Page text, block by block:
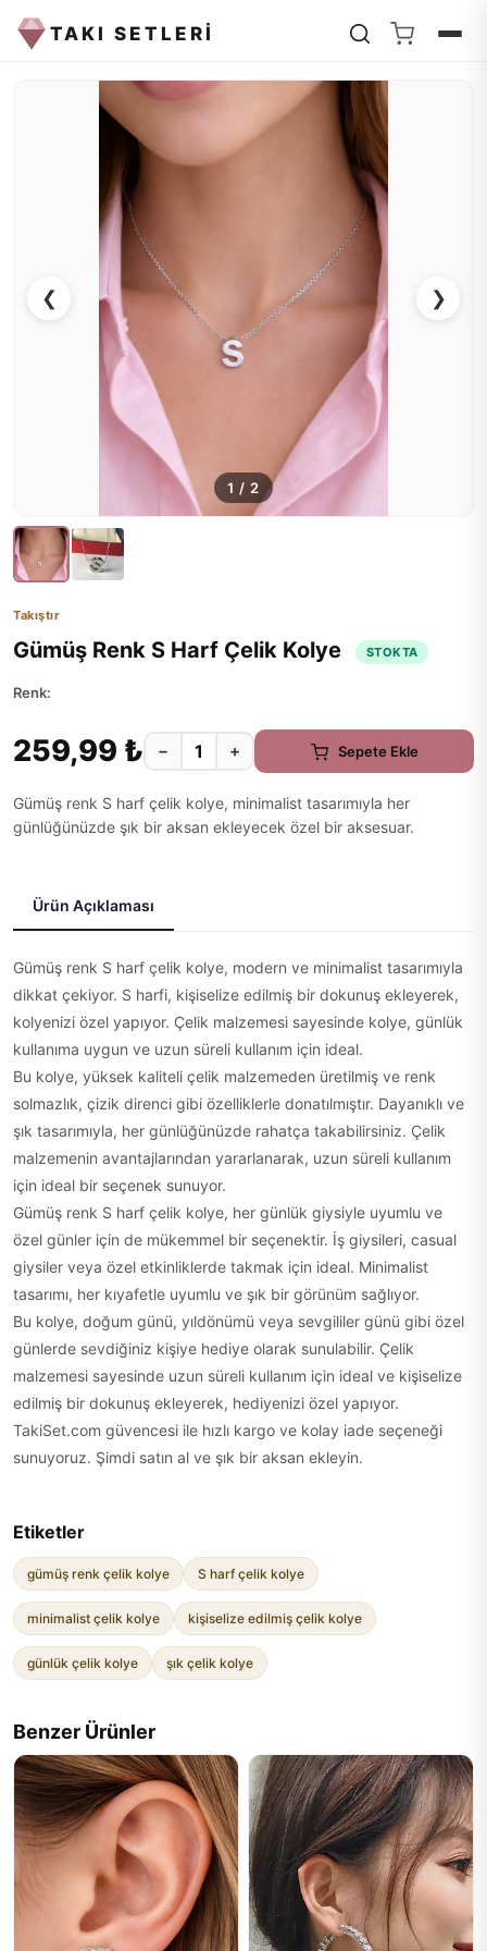
TAKI SETLERİ
❮ ❯
1 / 2
Takıştır
Gümüş Renk S Harf Çelik Kolye STOKTA
Renk:
259,99 ₺ − + Sepete Ekle
Gümüş renk S harf çelik kolye, minimalist tasarımıyla her
günlüğünüzde şık bir aksan ekleyecek özel bir aksesuar.
Ürün Açıklaması
Gümüş renk S harf çelik kolye, modern ve minimalist tasarımıyla
dikkat çekiyor. S harfi, kişiselize edilmiş bir dokunuş ekleyerek,
kolyenizi özel yapıyor. Çelik malzemesi sayesinde kolye, günlük
kullanıma uygun ve uzun süreli kullanım için ideal.
Bu kolye, yüksek kaliteli çelik malzemeden üretilmiş ve renk
solmazlık, çizik direnci gibi özelliklerle donatılmıştır. Dayanıklı ve
şık tasarımıyla, her günlüğünüzde rahatça takabilirsiniz. Çelik
malzemenin avantajlarından yararlanarak, uzun süreli kullanım
için ideal bir seçenek sunuyor.
Gümüş renk S harf çelik kolye, her günlük giysiyle uyumlu ve
özel günler için de mükemmel bir seçenektir. İş giysileri, casual
giysiler veya özel etkinliklerde takmak için ideal. Minimalist
tasarımı, her kıyafetle uyumlu ve şık bir görünüm sağlıyor.
Bu kolye, doğum günü, yıldönümü veya sevgililer günü gibi özel
günlerde sevdiğiniz kişiye hediye olarak sunulabilir. Çelik
malzemesi sayesinde uzun süreli kullanım için ideal ve kişiselize
edilmiş bir dokunuş ekleyerek, hediyenizi özel yapıyor.
TakiSet.com güvencesi ile hızlı kargo ve kolay iade seçeneği
sunuyoruz. Şimdi satın al ve şık bir aksan ekleyin.
Etiketler
gümüş renk çelik kolye S harf çelik kolye
minimalist çelik kolye kişiselize edilmiş çelik kolye
günlük çelik kolye şık çelik kolye
Benzer Ürünler